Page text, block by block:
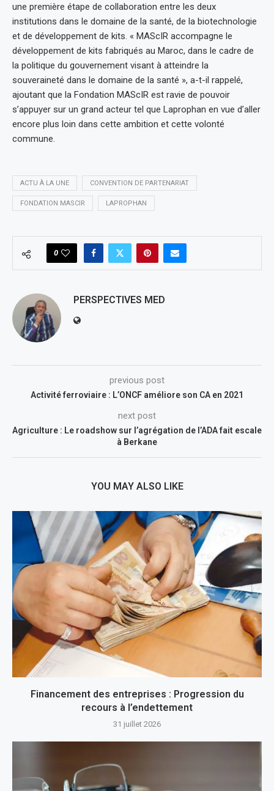
une première étape de collaboration entre les deux
institutions dans le domaine de la santé, de la biotechnologie
et de développement de kits. « MAScIR accompagne le
développement de kits fabriqués au Maroc, dans le cadre de
la politique du gouvernement visant à atteindre la
souveraineté dans le domaine de la santé », a-t-il rappelé,
ajoutant que la Fondation MAScIR est ravie de pouvoir
s’appuyer sur un grand acteur tel que Laprophan en vue d’aller
encore plus loin dans cette ambition et cette volonté
commune.
ACTU À LA UNE CONVENTION DE PARTENARIAT
FONDATION MASCIR LAPROPHAN
0
PERSPECTIVES MED
previous post
Activité ferroviaire : L’ONCF améliore son CA en 2021
next post
Agriculture : Le roadshow sur l’agrégation de l’ADA fait escale
à Berkane
YOU MAY ALSO LIKE
Financement des entreprises : Progression du
recours à l’endettement
31 juillet 2026